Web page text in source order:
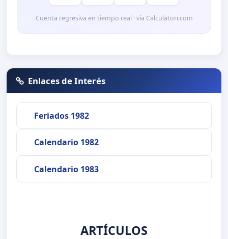
Cuenta regresiva en tiempo real · vía Calculatorr.com
Enlaces de Interés
Feriados 1982
Calendario 1982
Calendario 1983
ARTÍCULOS